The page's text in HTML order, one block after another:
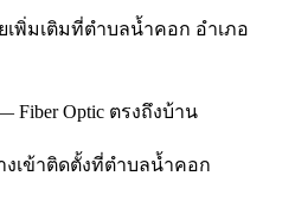
พิ่มเติมที่ตำบลน้ำคอก อำเภอ
Fiber Optic ตรงถึงบ้าน
เข้าติดตั้งที่ตำบลน้ำคอก